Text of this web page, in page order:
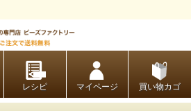
レシピ マイページ 買い物カゴ